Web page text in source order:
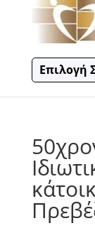
Επιλογή